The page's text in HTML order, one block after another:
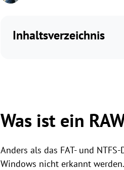
Inhaltsverzeichnis
Was ist ein
Anders als das FAT- und
Windows nicht erkannt